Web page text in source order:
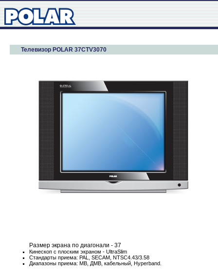
Телевизор POLAR 37CTV3070
Размер экрана по диагонали - 37
Кинескоп с плоским экраном - UltraSlim
Стандарты приема: PAL, SECAM, NTSC4.43/3.58
Диапазоны приема: МВ, ДМВ, кабельный, Hyperband.